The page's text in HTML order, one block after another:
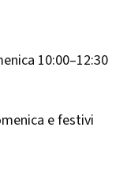
10:00–12:30
e festivi